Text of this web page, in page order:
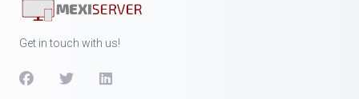
Get in touch with us!